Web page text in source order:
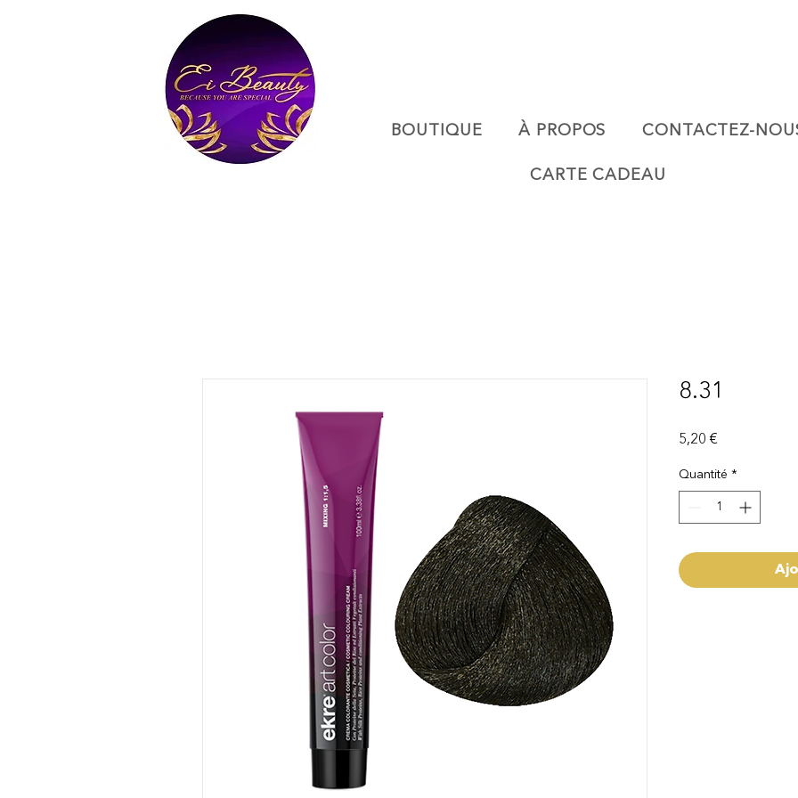
BOUTIQUE À PROPOS CONTACTEZ-
CARTE CADEAU
8.31
5,20 €
Quantité *